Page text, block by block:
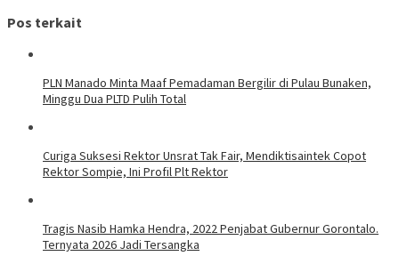
Pos terkait
PLN Manado Minta Maaf Pemadaman Bergilir di Pulau Bunaken,
Minggu Dua PLTD Pulih Total
Curiga Suksesi Rektor Unsrat Tak Fair, Mendiktisaintek Copot
Rektor Sompie, Ini Profil Plt Rektor
Tragis Nasib Hamka Hendra, 2022 Penjabat Gubernur Gorontalo.
Ternyata 2026 Jadi Tersangka